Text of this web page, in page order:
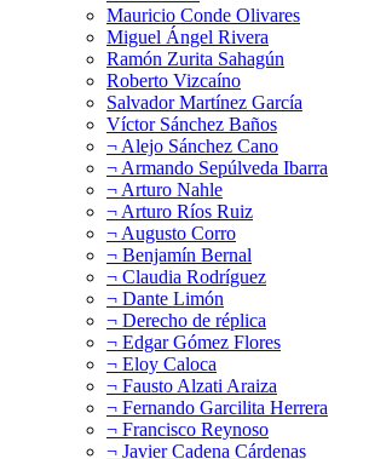
Mauricio Conde Olivares
Miguel Ángel Rivera
Ramón Zurita Sahagún
Roberto Vizcaíno
Salvador Martínez García
Víctor Sánchez Baños
¬ Alejo Sánchez Cano
¬ Armando Sepúlveda Ibarra
¬ Arturo Nahle
¬ Arturo Ríos Ruiz
¬ Augusto Corro
¬ Benjamín Bernal
¬ Claudia Rodríguez
¬ Dante Limón
¬ Derecho de réplica
¬ Edgar Gómez Flores
¬ Eloy Caloca
¬ Fausto Alzati Araiza
¬ Fernando Garcilita Herrera
¬ Francisco Reynoso
¬ Javier Cadena Cárdenas